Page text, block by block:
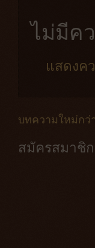
ไม่มีค
แสดงค
บทความใหม่กว่า
สมัครสมาชิ